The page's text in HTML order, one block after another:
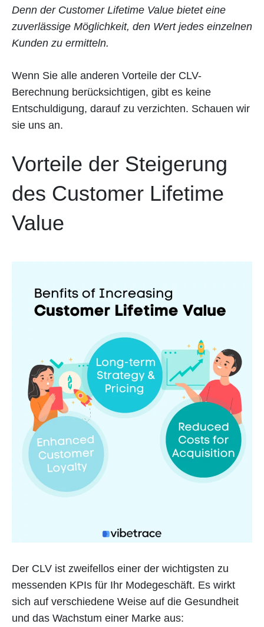
Denn der Customer Lifetime Value bietet eine
zuverlässige Möglichkeit, den Wert jedes einzelnen
Kunden zu ermitteln.
Wenn Sie alle anderen Vorteile der CLV-
Berechnung berücksichtigen, gibt es keine
Entschuldigung, darauf zu verzichten. Schauen wir
sie uns an.
Vorteile der Steigerung
des Customer Lifetime
Value
Der CLV ist zweifellos einer der wichtigsten zu
messenden KPIs für Ihr Modegeschäft. Es wirkt
sich auf verschiedene Weise auf die Gesundheit
und das Wachstum einer Marke aus: